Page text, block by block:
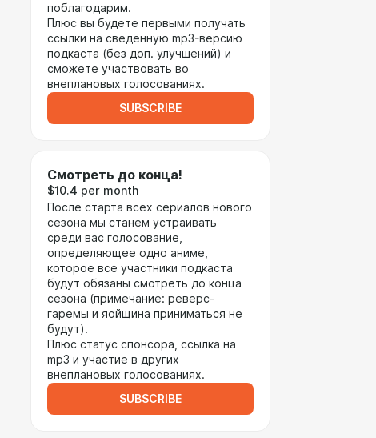
поблагодарим.
Плюс вы будете первыми получать
ссылки на сведённую mp3-версию
подкаста (без доп. улучшений) и
сможете участвовать во
внеплановых голосованиях.
SUBSCRIBE
Смотреть до конца!
$10.4 per month
После старта всех сериалов нового
сезона мы станем устраивать
среди вас голосование,
определяющее одно аниме,
которое все участники подкаста
будут обязаны смотреть до конца
сезона (примечание: реверс-
гаремы и яойщина приниматься не
будут).
Плюс статус спонсора, ссылка на
mp3 и участие в других
внеплановых голосованиях.
SUBSCRIBE